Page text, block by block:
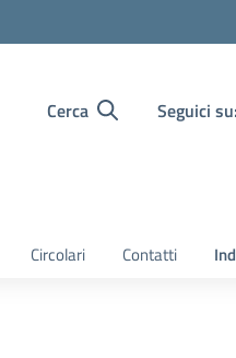
Cerca Seguici su:
Circolari Contatti